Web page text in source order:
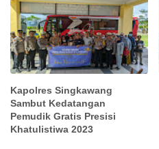
Kapolres Singkawang
Sambut Kedatangan
Pemudik Gratis Presisi
Khatulistiwa 2023